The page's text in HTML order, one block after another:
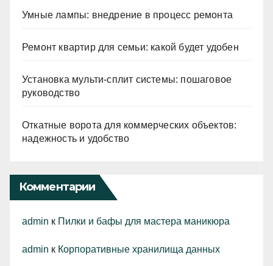
Умные лампы: внедрение в процесс ремонта
Ремонт квартир для семьи: какой будет удобен
Установка мульти-сплит системы: пошаговое
руководство
Откатные ворота для коммерческих объектов:
надежность и удобство
Комментарии
admin к Пилки и бафы для мастера маникюра
admin к Корпоративные хранилища данных